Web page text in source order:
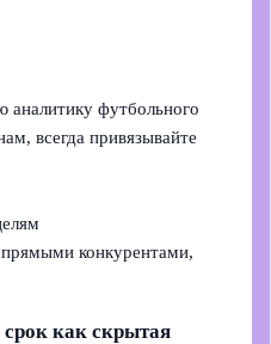
аналитику футбольного
всегда привязывайте
конкурентами,
как скрытая